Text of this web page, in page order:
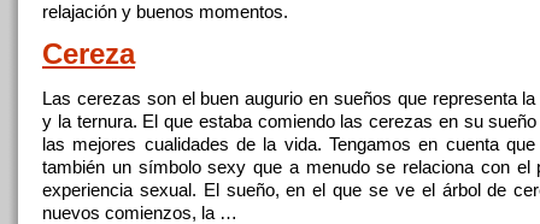
relajación y buenos momentos.
Cereza
Las cerezas son el buen augurio en sueños que representa
y la ternura. El que estaba comiendo las cerezas en su
las mejores cualidades de la vida. Tengamos en cuenta
también un símbolo sexy que a menudo se relaciona con el
experiencia sexual. El sueño, en el que se ve el árbol de
nuevos comienzos, la …